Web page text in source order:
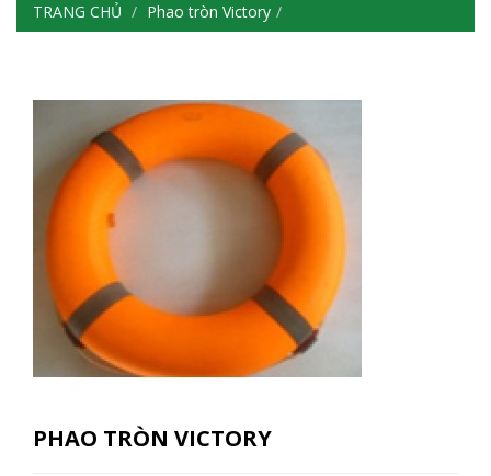
TRANG CHỦ Phao tròn Victory
PHAO TRÒN VICTORY